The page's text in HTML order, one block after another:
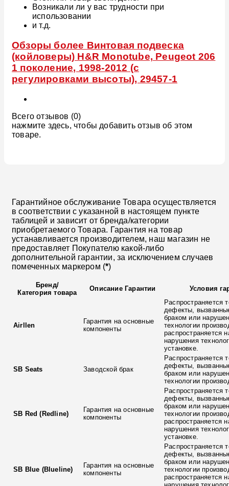
Возникали ли у вас трудности при
использовании
и т.д.
Обзоры более Винтовая подвеска
(койловеры) H&R Monotube, Peugeot 206
1 поколение, 1998-2012 (с
регулировками высоты), 29457-1
Всего отзывов (0)
нажмите здесь, чтобы добавить отзыв об этом
товаре.
Гарантийное обслуживание Товара осуществляется
в соответствии с указанной в настоящем пункте
таблицей и зависит от бренда/категории
приобретаемого Товара. Гарантия на товар
устанавливается производителем, наш магазин не
предоставляет Покупателю какой-либо
дополнительной гарантии, за исключением случаев
помеченных маркером (*)
Бренд/
Категория товара
Описание Гарантии Условия
Airllen
Гарантия на основные
компоненты
Распространяется
дефекты,
браком или
технологии
распространяется
нарушения
установке.
SB Seats Заводской брак
Распространяется
дефекты,
браком или
технологии
SB Red (Redline)
Гарантия на основные
компоненты
Распространяется
дефекты,
браком или
технологии
распространяется
нарушения
установке.
SB Blue (Blueline)
Гарантия на основные
компоненты
Распространяется
дефекты,
браком или
технологии
распространяется